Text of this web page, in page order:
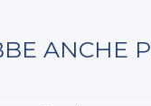
ANCHE